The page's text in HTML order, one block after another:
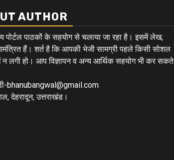
AUTHOR
पोर्टल पाठकों के सहयोग से चलाया जा रहा है। इसमें लेख,
हैं। शर्त है कि आपकी भेजी सामग्री पहले किसी सोशल
न लगी हो। आप विज्ञापन व अन्य आर्थिक सहयोग भी कर सकते
bhanubangwal@gmail.com
देहरादून, उत्तराखंड।